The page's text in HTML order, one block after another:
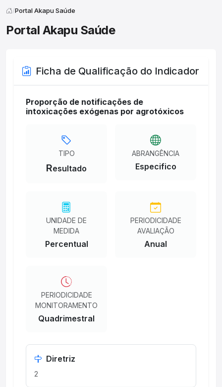
Portal Akapu Saúde
Portal Akapu Saúde
Ficha de Qualificação do Indicador
Proporção de notificações de
intoxicações exógenas por agrotóxicos
TIPO
Resultado
ABRANGÊNCIA
Especifico
UNIDADE DE
MEDIDA
Percentual
PERIODICIDADE
AVALIAÇÃO
Anual
PERIODICIDADE
MONITORAMENTO
Quadrimestral
Diretriz
2